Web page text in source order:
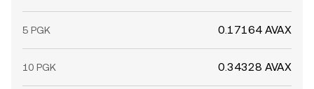
5 PGK 0.17164 AVAX
10 PGK 0.34328 AVAX